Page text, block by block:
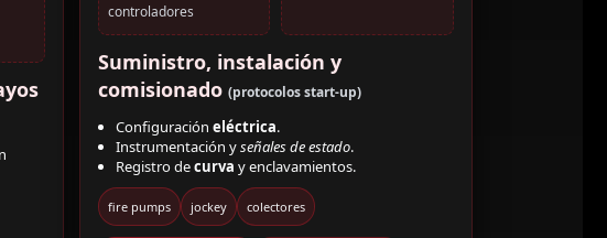
controladores
Suministro, instalación y
comisionado (protocolos start-up)
Configuración eléctrica.
Instrumentación yseñales de estado.
Registro decurva y enclavamientos.
fire pumps jockey colectores